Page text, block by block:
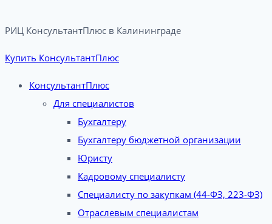
РИЦ КонсультантПлюс в Калининграде​
Купить КонсультантПлюс
КонсультантПлюс
Для специалистов
Бухгалтеру
Бухгалтеру бюджетной организации
Юристу
Кадровому специалисту
Специалисту по закупкам (44-ФЗ, 223-ФЗ)
Отраслевым специалистам